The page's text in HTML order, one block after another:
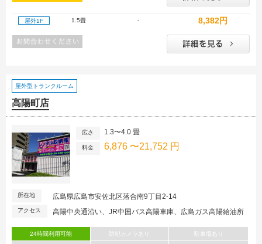
屋外1F 1.5畳 - 8,382円
屋外型トランクルーム
高陽町店
広さ 1.3〜4.0 畳
料金 6,876 〜21,752 円
所在地 広島県広島市安佐北区落合南9丁目2-14
アクセス 高陽中央通沿い、JR中国バス高陽車庫、広島ガス高陽給油所
24時間利用可能 防犯カメラあり 駐車場あり